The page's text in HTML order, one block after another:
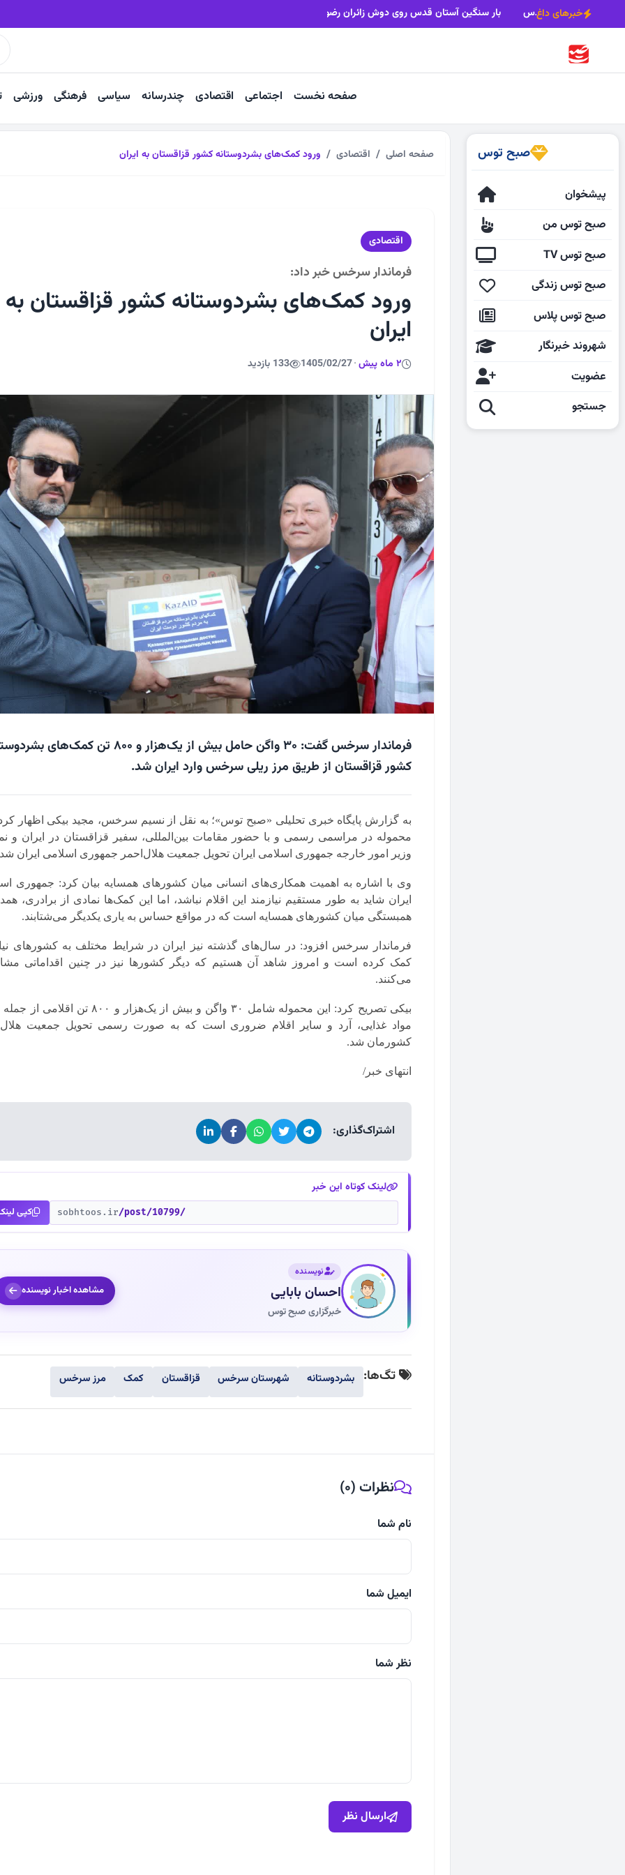
خبرهای داغ
بیش از 22 کاروان زاوه رهسپار مشهدمقدس بار سنگین آستان قدس روی دوش زائران رضوی
صفحه نخست اجتماعی اقتصادی چندرسانه سیاسی فرهنگی ورزشی
صبح توس
پیشخوان
صبح توس من
صبح توس TV
صبح توس زندگی
صبح توس پلاس
شهروند خبرنگار
عضویت
جستجو
صفحه اصلی اقتصادی ورود کمک‌های بشردوستانه کشور قزاقستان به ایران
اقتصادی
فرماندار سرخس خبر داد:
ورود کمک‌های بشردوستانه کشور قزاقستان به
ایران
2 ماه پیش ·
1405/02/27 133 بازدید
فرماندار سرخس گفت: ۳۰ واگن حامل بیش از یک‌هزار و ۸۰۰ تن کمک‌های
کشور قزاقستان از طریق مرز ریلی سرخس وارد ایران شد.
به گزارش پایگاه خبری تحلیلی «صبح توس»؛ به نقل از نسیم سرخس، مجید بیکی اظهار
محموله در مراسمی رسمی و با حضور مقامات بین‌المللی، سفیر قزاقستان در ایران و
وزیر امور خارجه جمهوری اسلامی ایران تحویل جمعیت هلال‌احمر جمهوری اسلامی ایران
وی با اشاره به اهمیت همکاری‌های انسانی میان کشورهای همسایه بیان کرد: جمهوری
ایران شاید به طور مستقیم نیازمند این اقلام نباشد، اما این کمک‌ها نمادی از برادری،
همبستگی میان کشورهای همسایه است که در مواقع حساس به یاری یکدیگر می‌شتابند.
فرماندار سرخس افزود: در سال‌های گذشته نیز ایران در شرایط مختلف به کشورهای
کمک کرده است و امروز شاهد آن هستیم که دیگر کشورها نیز در چنین اقداماتی
می‌کنند.
بیکی تصریح کرد: این محموله شامل ۳۰ واگن و بیش از یک‌هزار و ۸۰۰ تن
مواد غذایی، آرد و سایر اقلام ضروری است که به صورت رسمی تحویل جمعیت
کشورمان شد.
انتهای خبر/
اشتراک‌گذاری:
لینک کوتاه این خبر
sobhtoos.ir/post/10799/ کپی
نویسنده
احسان بابایی
خبرگزاری صبح توس
مشاهده اخبار نویسنده
تگ‌ها: بشردوستانه شهرستان سرخس قزاقستان کمک مرز سرخس
نظرات (0)
نام شما
ایمیل شما
نظر شما
ارسال نظر